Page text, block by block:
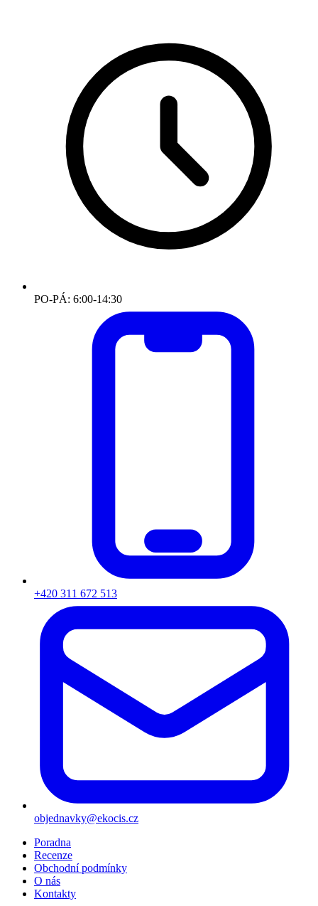
PO-PÁ: 6:00-14:30
+420 311 672 513
objednavky@ekocis.cz
Poradna
Recenze
Obchodní podmínky
O nás
Kontakty